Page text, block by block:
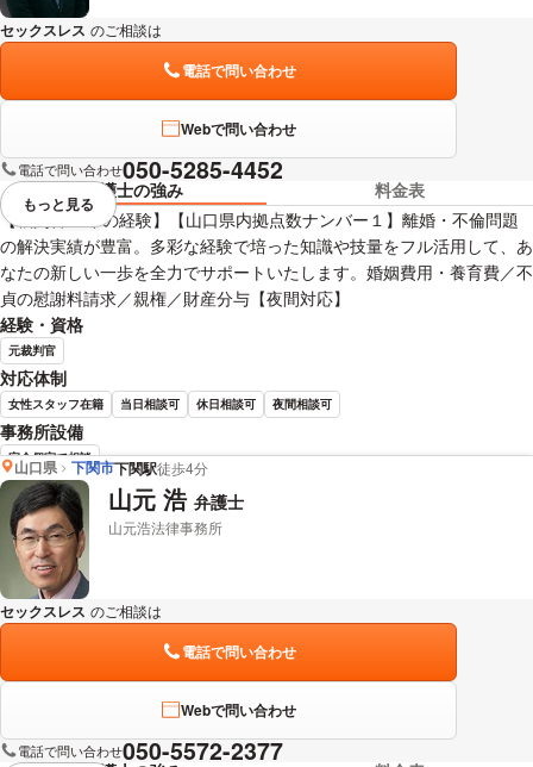
セックスレス のご相談は
電話で問い合わせ
Webで問い合わせ
電話で問い合わせ050-5285-4452
弁護士の強み
料金表
【裁判官15年の経験】【山口県内拠点数ナンバー１】離婚・不倫問題
の解決実績が豊富。多彩な経験で培った知識や技量をフル活用して、あ
なたの新しい一歩を全力でサポートいたします。婚姻費用・養育費／不
貞の慰謝料請求／親権／財産分与【夜間対応】
経験・資格
元裁判官
対応体制
女性スタッフ在籍 当日相談可 休日相談可 夜間相談可
事務所設備
完全個室で相談
宮嵜 秀典 弁護士の詳細情報を見る
視覚的に省略されている要素を
もっと見る
山口県 下関市下関駅徒歩4分
山元 浩 弁護士
山元浩法律事務所
セックスレス のご相談は
電話で問い合わせ
Webで問い合わせ
電話で問い合わせ050-5572-2377